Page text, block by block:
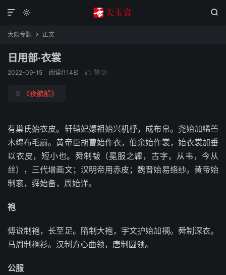
 

大隐专题  正文
日用部·衣裳
2022-09-15 阅读(1148)  赞(2)
# 《夜航船》
有巢氏始衣皮。轩辕妃嫘祖始兴机杼，成布帛。尧始加絺苎
木绵布毛罽。黄帝臣胡曹始作衣，伯余始作裳，始衣裳加垂
以衣皮，短小也。舜制韨（冕服之韠，古字，从韦，今从
丝），三代增画文；汉明帝用赤皮；魏晋始易络纱。黄帝始
制衮，舜始备，周始详。
袍
傅说制袍，长至足。隋制大袍，宇文护始加襕。舜制深衣。
马周制襕衫。汉制方心曲领，唐制圆领。
公服